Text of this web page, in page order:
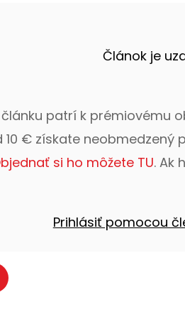
Článok je
patrí k prémiovému
€ získate neobmedzený
si ho môžete TU. Ak
Prihlásiť pomocou